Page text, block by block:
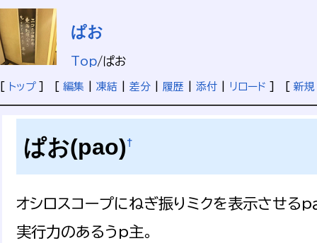
ぱお
Top/ぱお
トップ] [ 編集 凍結 差分 履歴 添付 リロード 新規
ぱお(pao)†
オシロスコープにねぎ振りミクを表示させる
実行力のあるうp主。